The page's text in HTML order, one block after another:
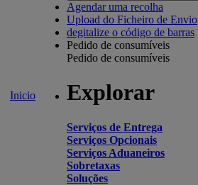
Inicio
Agendar uma recolha
Upload do Ficheiro de Envio
degitalize o código de barras
Pedido de consumíveis
Pedido de consumíveis
Explorar
Serviços de Entrega
Serviços Opcionais
Serviços Aduaneiros
Sobretaxas
Soluções